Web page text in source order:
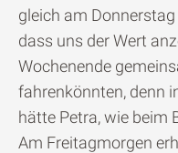
gleich am
dass uns der Wert
Wochenende
fahrenkönnten, denn
hätte Petra, wie beim
Am Freitagmorgen